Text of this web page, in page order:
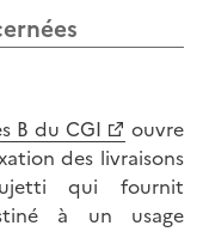
B du CGI
ouvre
des livraisons
qui fournit
à un usage